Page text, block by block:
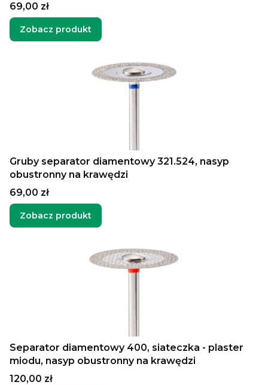
Cena
69,00 zł
Zobacz produkt
Gruby separator diamentowy 321.524, nasyp
obustronny na krawędzi
Cena
69,00 zł
Zobacz produkt
Separator diamentowy 400, siateczka - plaster
miodu, nasyp obustronny na krawędzi
Cena
120,00 zł